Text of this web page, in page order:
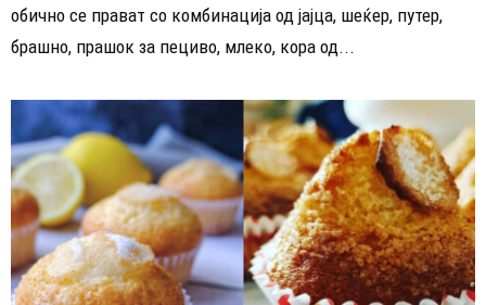
обично се прават со комбинација од јајца, шеќер, путер,
брашно, прашок за пециво, млеко, кора од...